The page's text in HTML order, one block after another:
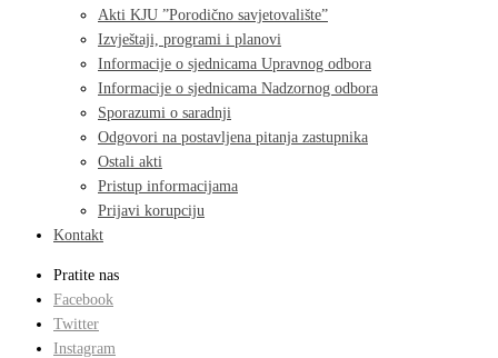
Akti KJU ”Porodično savjetovalište”
Izvještaji, programi i planovi
Informacije o sjednicama Upravnog odbora
Informacije o sjednicama Nadzornog odbora
Sporazumi o saradnji
Odgovori na postavljena pitanja zastupnika
Ostali akti
Pristup informacijama
Prijavi korupciju
Kontakt
Pratite nas
Facebook
Twitter
Instagram